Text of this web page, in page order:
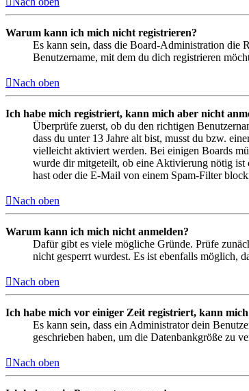
Warum kann ich mich nicht registrieren?
Es kann sein, dass die Board-Administration die
Benutzername, mit dem du dich registrieren
Nach oben
Ich habe mich registriert, kann mich aber nicht
Überprüfe zuerst, ob du den richtigen
dass du unter 13 Jahre alt bist, musst du bzw.
vielleicht aktiviert werden. Bei einigen Boards
wurde dir mitgeteilt, ob eine Aktivierung nötig ist
hast oder die E-Mail von einem Spam-Filter
Nach oben
Warum kann ich mich nicht anmelden?
Dafür gibt es viele mögliche Gründe. Prüfe
nicht gesperrt wurdest. Es ist ebenfalls möglich,
Nach oben
Ich habe mich vor einiger Zeit registriert, kann
Es kann sein, dass ein Administrator dein
geschrieben haben, um die Datenbankgröße zu
Nach oben